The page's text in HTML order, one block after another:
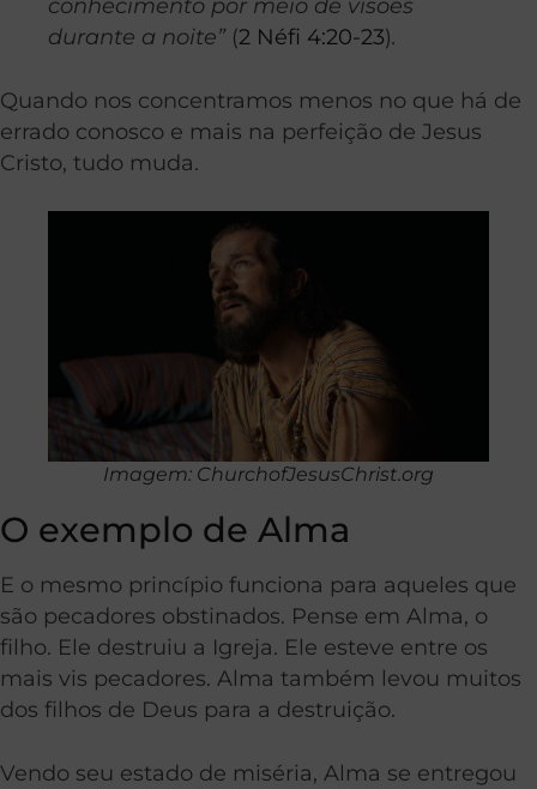
conhecimento por meio de visões
durante a noite” (2 Néfi 4:20-23).
Quando nos concentramos menos no que há de
errado conosco e mais na perfeição de Jesus
Cristo, tudo muda.
Imagem: ChurchofJesusChrist.org
O exemplo de Alma
E o mesmo princípio funciona para aqueles que
são pecadores obstinados. Pense em Alma, o
filho. Ele destruiu a Igreja. Ele esteve entre os
mais vis pecadores. Alma também levou muitos
dos filhos de Deus para a destruição.
Vendo seu estado de miséria, Alma se entregou